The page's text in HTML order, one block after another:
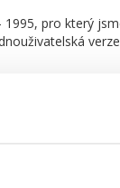
pro který